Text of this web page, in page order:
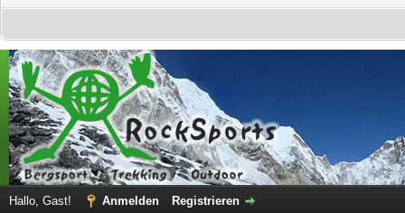
Hallo, Gast! Anmelden Registrieren